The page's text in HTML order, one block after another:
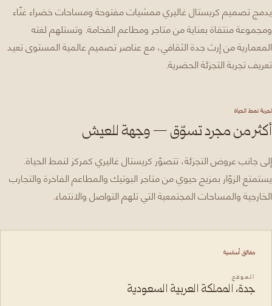
يدمج تصميم كريستال غاليري ممشيات مفتوحة ومساحات خضراء غنّاء
ومجموعة منتقاة بعناية من متاجر ومطاعم الفخامة. وتستلهم لغته
المعمارية من إرث جدة الثقافي، مع عناصر تصميم عالمية المستوى تعيد
تعريف تجربة التجزئة الحضرية.
تجربة نمط الحياة
أكثر من مجرد تسوّق — وجهة للعيش
إلى جانب عروض التجزئة، تتصوّر كريستال غاليري كمركز لنمط الحياة.
يستمتع الزوّار بمزيج حيوي من متاجر البوتيك والمطاعم الفاخرة والتجارب
الخارجية والمساحات المجتمعية التي تلهم التواصل والانتماء.
حقائق أساسية
الموقع
جدة، المملكة العربية السعودية